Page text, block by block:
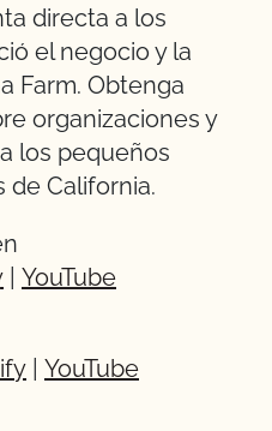
directa a los
el negocio y la
Farm. Obtenga
organizaciones y
los pequeños
de California.
YouTube
YouTube